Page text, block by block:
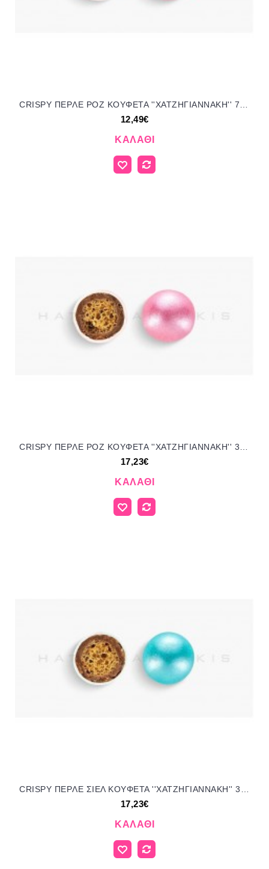
12,49€
ΚΑΛΆΘΙ
CRISPY ΠEPΛE POZ KOYΦΕΤΑ ''ΧΑΤΖΗΓΙΑΝΝΑΚΗ'' 3KG 190353.501 17.23€!!!
17,23€
ΚΑΛΆΘΙ
CRISPY ΠEPΛE ΣIEΛ KOYΦΕΤΑ ''ΧΑΤΖΗΓΙΑΝΝΑΚΗ'' 3KG 190353.503 17.23€!!!
17,23€
ΚΑΛΆΘΙ